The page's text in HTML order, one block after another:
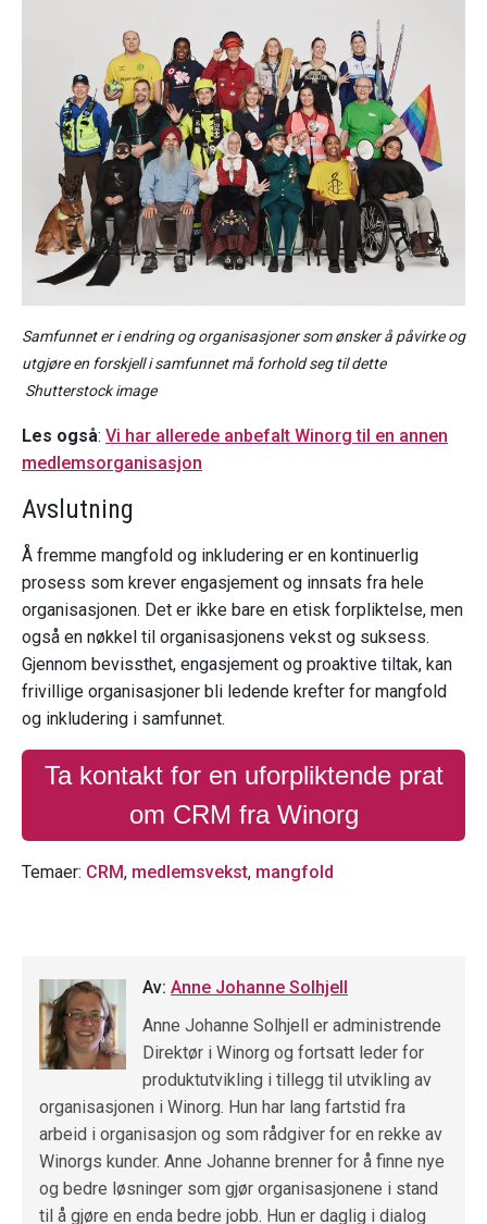
Samfunnet er i endring og organisasjoner som ønsker å påvirke og
utgjøre en forskjell i samfunnet må forhold seg til dette
Shutterstock image
Les også: Vi har allerede anbefalt Winorg til en annen
medlemsorganisasjon
Avslutning
Å fremme mangfold og inkludering er en kontinuerlig
prosess som krever engasjement og innsats fra hele
organisasjonen. Det er ikke bare en etisk forpliktelse, men
også en nøkkel til organisasjonens vekst og suksess.
Gjennom bevissthet, engasjement og proaktive tiltak, kan
frivillige organisasjoner bli ledende krefter for mangfold
og inkludering i samfunnet.
Ta kontakt for en uforpliktende prat
om CRM fra Winorg
Temaer: CRM, medlemsvekst, mangfold
Av: Anne Johanne Solhjell
Anne Johanne Solhjell er administrende
Direktør i Winorg og fortsatt leder for
produktutvikling i tillegg til utvikling av
organisasjonen i Winorg. Hun har lang fartstid fra
arbeid i organisasjon og som rådgiver for en rekke av
Winorgs kunder. Anne Johanne brenner for å finne nye
og bedre løsninger som gjør organisasjonene i stand
til å gjøre en enda bedre jobb. Hun er daglig i dialog